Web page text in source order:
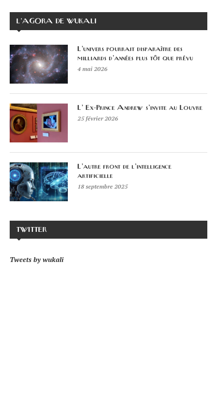
L’AGORA DE WUKALI
L’univers pourrait disparaître des
milliards d’années plus tôt que prévu
4 mai 2026
L’ Ex-Prince Andrew s’invite au Louvre
25 février 2026
L’autre front de l’intelligence
artificielle
18 septembre 2025
TWITTER
Tweets by wukali